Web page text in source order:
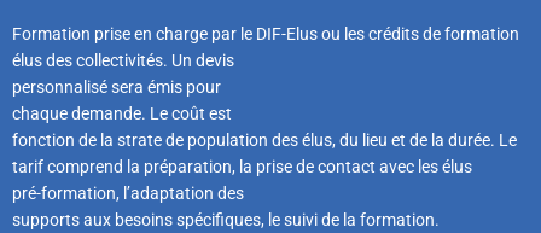
Formation prise en charge par le DIF-Elus ou les crédits de formation
élus des collectivités. Un devis
personnalisé sera émis pour
chaque demande. Le coût est
fonction de la strate de population des élus, du lieu et de la durée. Le
tarif comprend la préparation, la prise de contact avec les élus
pré-formation, l’adaptation des
supports aux besoins spécifiques, le suivi de la formation.